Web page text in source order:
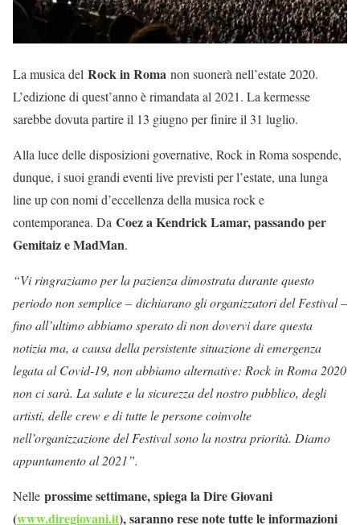
La musica del Rock in Roma non suonerà nell’estate 2020.
L’edizione di quest’anno è rimandata al 2021. La kermesse
sarebbe dovuta partire il 13 giugno per finire il 31 luglio.
Alla luce delle disposizioni governative, Rock in Roma sospende,
dunque, i suoi grandi eventi live previsti per l’estate, una lunga
line up con nomi d’eccellenza della musica rock e
contemporanea. Da Coez a Kendrick Lamar, passando per
Gemitaiz e MadMan.
“Vi ringraziamo per la pazienza dimostrata durante questo
periodo non semplice – dichiarano gli organizzatori del Festival –
fino all’ultimo abbiamo sperato di non dovervi dare questa
notizia ma, a causa della persistente situazione di emergenza
legata al Covid-19, non abbiamo alternative: Rock in Roma 2020
non ci sarà. La salute e la sicurezza del nostro pubblico, degli
artisti, delle crew e di tutte le persone coinvolte
nell’organizzazione del Festival sono la nostra priorità. Diamo
appuntamento al 2021”.
Nelle prossime settimane, spiega la Dire Giovani
(www.diregiovani.it), saranno rese note tutte le informazioni